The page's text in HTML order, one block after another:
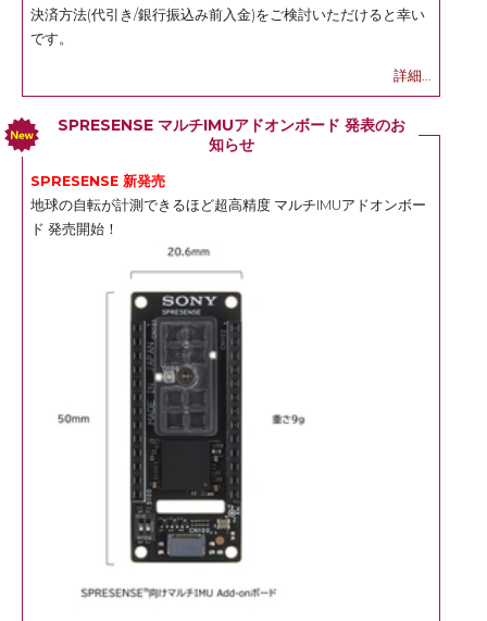
決済方法(代引き/銀行振込み前入金)をご検討いただけると幸い
です。
詳細...
SPRESENSE マルチIMUアドオンボード 発表のお
知らせ
SPRESENSE 新発売
地球の自転が計測できるほど超高精度 マルチIMUアドオンボー
ド 発売開始！